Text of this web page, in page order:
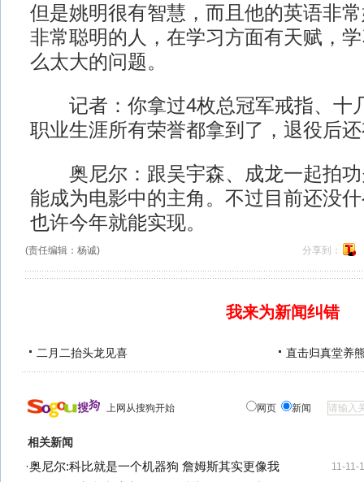
但是姚明很有智慧，而且他的英语非
非常聪明的人，在学习方面有天赋，
么太大的问题。
记者：你拿过4枚总冠军戒指、十
职业生涯所有荣誉都拿到了，退役后
奥尼尔：跟吴宇森、成龙一起拍功
能成为电影中的主角。不过目前还没
也许今年就能实现。
(责任编辑：杨诚) 分享到：
我来为新闻纠错
二月二抬头龙见喜 直击归真堂养
上网从搜狗开始 网页 新闻
相关新闻
11-11-
·奥尼尔:科比就是一个机器狗 詹姆斯其实更像我